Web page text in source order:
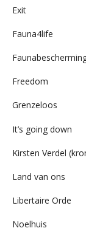
Exit
Fauna4life
Freedom
Grenzeloos
It’s going down
Kirsten Verdel
Land van ons
Libertaire Orde
Noelhuis